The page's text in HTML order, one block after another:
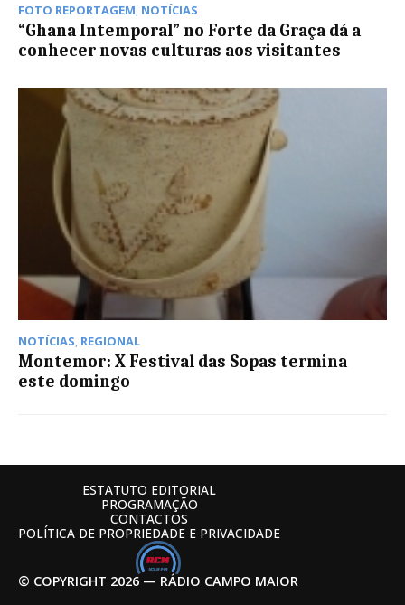
FOTO REPORTAGEM, NOTÍCIAS
“Ghana Intemporal” no Forte da Graça dá a
conhecer novas culturas aos visitantes
NOTÍCIAS, REGIONAL
Montemor: X Festival das Sopas termina
este domingo
© COPYRIGHT 2026 — RÁDIO CAMPO MAIOR
ESTATUTO EDITORIAL
PROGRAMAÇÃO
CONTACTOS
POLÍTICA DE PROPRIEDADE E PRIVACIDADE